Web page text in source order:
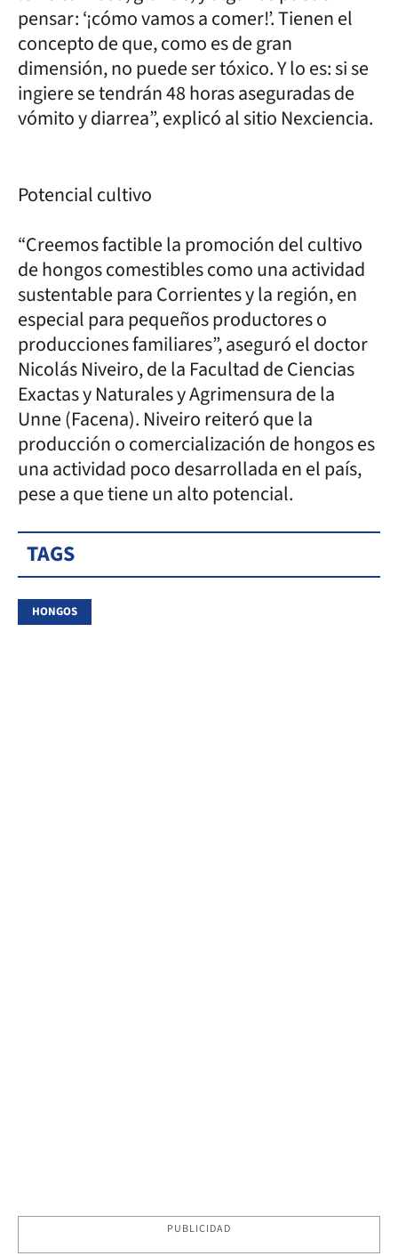
pensar: ‘¡cómo vamos a comer!’. Tienen el
concepto de que, como es de gran
dimensión, no puede ser tóxico. Y lo es: si se
ingiere se tendrán 48 horas aseguradas de
vómito y diarrea”, explicó al sitio Nexciencia.
Potencial cultivo
“Creemos factible la promoción del cultivo
de hongos comestibles como una actividad
sustentable para Corrientes y la región, en
especial para pequeños productores o
producciones familiares”, aseguró el doctor
Nicolás Niveiro, de la Facultad de Ciencias
Exactas y Naturales y Agrimensura de la
Unne (Facena). Niveiro reiteró que la
producción o comercialización de hongos es
una actividad poco desarrollada en el país,
pese a que tiene un alto potencial.
TAGS
HONGOS
PUBLICIDAD